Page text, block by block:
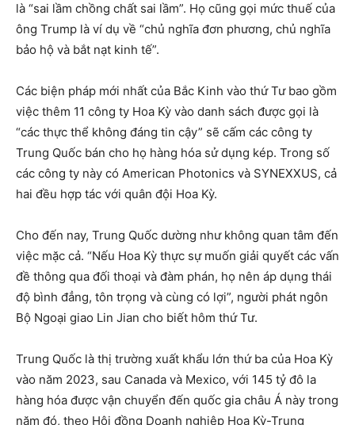
là “sai lầm chồng chất sai lầm”. Họ cũng gọi mức thuế của
ông Trump là ví dụ về “chủ nghĩa đơn phương, chủ nghĩa
bảo hộ và bắt nạt kinh tế”.
Các biện pháp mới nhất của Bắc Kinh vào thứ Tư bao gồm
việc thêm 11 công ty Hoa Kỳ vào danh sách được gọi là
“các thực thể không đáng tin cậy” sẽ cấm các công ty
Trung Quốc bán cho họ hàng hóa sử dụng kép. Trong số
các công ty này có American Photonics và SYNEXXUS, cả
hai đều hợp tác với quân đội Hoa Kỳ.
Cho đến nay, Trung Quốc dường như không quan tâm đến
việc mặc cả. “Nếu Hoa Kỳ thực sự muốn giải quyết các vấn
đề thông qua đối thoại và đàm phán, họ nên áp dụng thái
độ bình đẳng, tôn trọng và cùng có lợi”, người phát ngôn
Bộ Ngoại giao Lin Jian cho biết hôm thứ Tư.
Trung Quốc là thị trường xuất khẩu lớn thứ ba của Hoa Kỳ
vào năm 2023, sau Canada và Mexico, với 145 tỷ đô la
hàng hóa được vận chuyển đến quốc gia châu Á này trong
năm đó, theo Hội đồng Doanh nghiệp Hoa Kỳ-Trung